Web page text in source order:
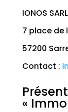
IONOS SARL
7 place de
57200
Contact :
«